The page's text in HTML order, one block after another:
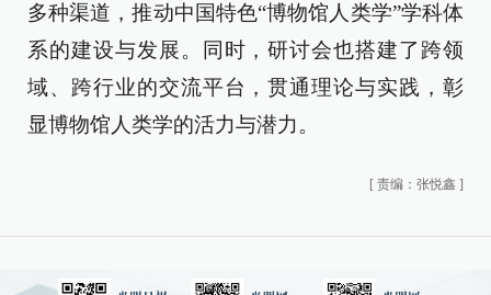
多种渠道，推动中国特色“博物馆人类学”学科体
系的建设与发展。同时，研讨会也搭建了跨领
域、跨行业的交流平台，贯通理论与实践，彰
显博物馆人类学的活力与潜力。
[ 责编：张悦鑫 ]